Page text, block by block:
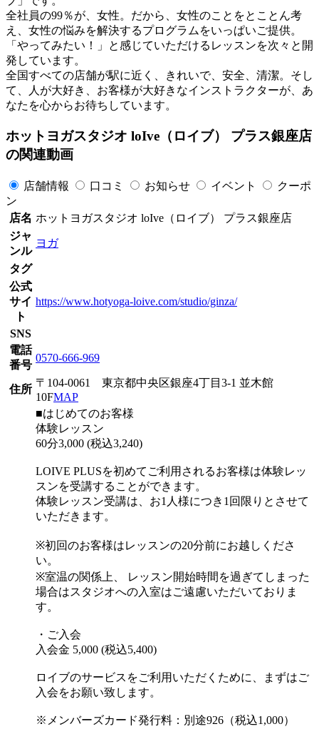
全社員の99％が、女性。だから、女性のことをとことん考
え、女性の悩みを解決するプログラムをいっぱいご提供。
「やってみたい！」と感じていただけるレッスンを次々と開
発しています。
全国すべての店舗が駅に近く、きれいで、安全、清潔。そし
て、人が大好き、お客様が大好きなインストラクターが、あ
なたを心からお待ちしています。
ホットヨガスタジオ loIve（ロイブ） プラス銀座店
の関連動画
店舗情報 口コミ お知らせ イベント
クーポ
ン
店名 ホットヨガスタジオ loIve（ロイブ） プラス銀座店
ジャ
ンル
ヨガ
タグ
公式
サイ
ト
https://www.hotyoga-loive.com/studio/ginza/
SNS
電話
番号
0570-666-969
住所
〒104-0061 東京都中央区銀座4丁目3-1 並木館
10FMAP
■はじめてのお客様
体験レッスン
60分3,000 (税込3,240)
LOIVE PLUSを初めてご利用されるお客様は体験レッ
スンを受講することができます。
体験レッスン受講は、お1人様につき1回限りとさせて
いただきます。
※初回のお客様はレッスンの20分前にお越しくださ
い。
※室温の関係上、 レッスン開始時間を過ぎてしまった
場合はスタジオへの入室はご遠慮いただいておりま
す。
・ご入会
入会金 5,000 (税込5,400)
ロイブのサービスをご利用いただくために、まずはご
入会をお願い致します。
※メンバーズカード発行料：別途926（税込1,000）